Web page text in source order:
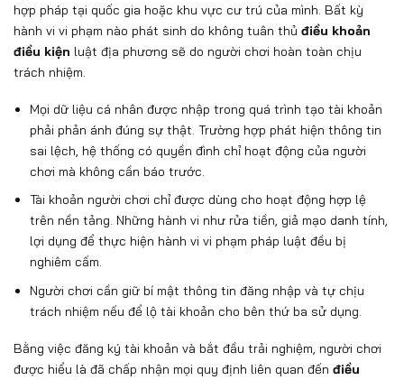
hợp pháp tại quốc gia hoặc khu vực cư trú của mình. Bất kỳ
hành vi vi phạm nào phát sinh do không tuân thủ điều khoản
điều kiện luật địa phương sẽ do người chơi hoàn toàn chịu
trách nhiệm.
Mọi dữ liệu cá nhân được nhập trong quá trình tạo tài khoản
phải phản ánh đúng sự thật. Trường hợp phát hiện thông tin
sai lệch, hệ thống có quyền đình chỉ hoạt động của người
chơi mà không cần báo trước.
Tài khoản người chơi chỉ được dùng cho hoạt động hợp lệ
trên nền tảng. Những hành vi như rửa tiền, giả mạo danh tính,
lợi dụng để thực hiện hành vi vi phạm pháp luật đều bị
nghiêm cấm.
Người chơi cần giữ bí mật thông tin đăng nhập và tự chịu
trách nhiệm nếu để lộ tài khoản cho bên thứ ba sử dụng.
Bằng việc đăng ký tài khoản và bắt đầu trải nghiệm, người chơi
được hiểu là đã chấp nhận mọi quy định liên quan đến điều